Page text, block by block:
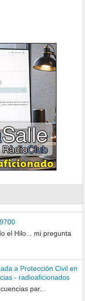
el Hilo... mi pregunta
a Protección Civil en
- radioaficionados
par...